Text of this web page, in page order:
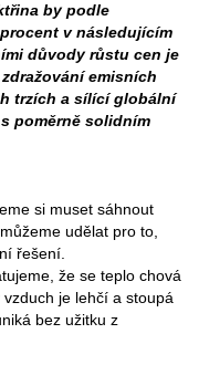
by podle
v následujícím
důvody růstu cen je
emisních
trzích a sílící globální
poměrně solidním
si muset sáhnout
udělat pro to,
řešení.
že se teplo chová
je lehčí a stoupá
bez užitku z